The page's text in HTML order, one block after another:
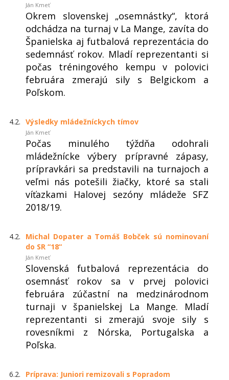
Ján Kmeť
Okrem slovenskej „osemnástky“, ktorá
odchádza na turnaj v La Mange, zavíta do
Španielska aj futbalová reprezentácia do
sedemnásť rokov. Mladí reprezentanti si
počas tréningového kempu v polovici
februára zmerajú sily s Belgickom a
Poľskom.
4.2. Výsledky mládežníckych tímov
Ján Kmeť
Počas minulého týždňa odohrali
mládežnícke výbery prípravné zápasy,
prípravkári sa predstavili na turnajoch a
veľmi nás potešili žiačky, ktoré sa stali
víťazkami Halovej sezóny mládeže SFZ
2018/19.
4.2.
Michal Dopater a Tomáš Bobček sú nominovaní
do SR “18“
Ján Kmeť
Slovenská futbalová reprezentácia do
osemnásť rokov sa v prvej polovici
februára zúčastní na medzinárodnom
turnaji v španielskej La Mange. Mladí
reprezentanti si zmerajú svoje sily s
rovesníkmi z Nórska, Portugalska a
Poľska.
6.2. Príprava: Juniori remizovali s Popradom